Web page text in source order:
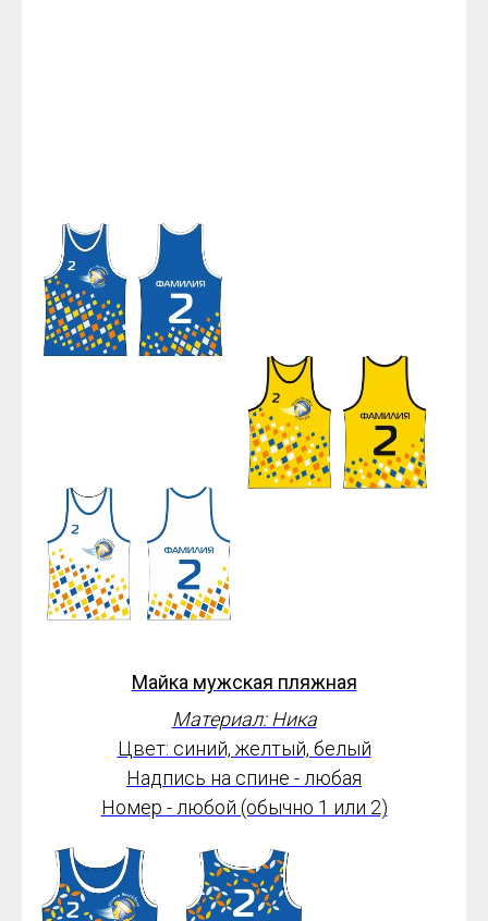
Майка мужская пляжная
Материал: Ника
Цвет: синий, желтый, белый
Надпись на спине - любая
Номер - любой (обычно 1 или 2)